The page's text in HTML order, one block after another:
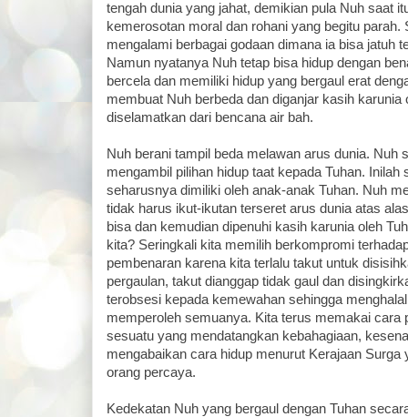
tengah dunia yang jahat, demikian pula Nuh saat
kemerosotan moral dan rohani yang begitu parah.
mengalami berbagai godaan dimana ia bisa jatuh
Namun nyatanya Nuh tetap bisa hidup dengan
bercela dan memiliki hidup yang bergaul erat
membuat Nuh berbeda dan diganjar kasih karunia
diselamatkan dari bencana air bah.
Nuh berani tampil beda melawan arus dunia. Nuh
mengambil pilihan hidup taat kepada Tuhan. Inilah
seharusnya dimiliki oleh anak-anak Tuhan. Nuh
tidak harus ikut-ikutan terseret arus dunia atas
bisa dan kemudian dipenuhi kasih karunia oleh
kita? Seringkali kita memilih berkompromi
pembenaran karena kita terlalu takut untuk
pergaulan, takut dianggap tidak gaul dan
terobsesi kepada kemewahan sehingga
memperoleh semuanya. Kita terus memakai cara
sesuatu yang mendatangkan kebahagiaan,
mengabaikan cara hidup menurut Kerajaan Surga
orang percaya.
Kedekatan Nuh yang bergaul dengan Tuhan